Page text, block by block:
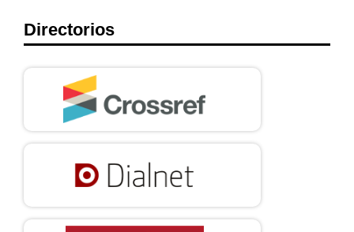
Directorios